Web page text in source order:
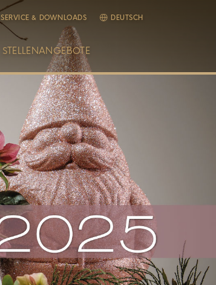
SERVICE & DOWNLOADS DEUTSCH
STELLENANGEBOTE